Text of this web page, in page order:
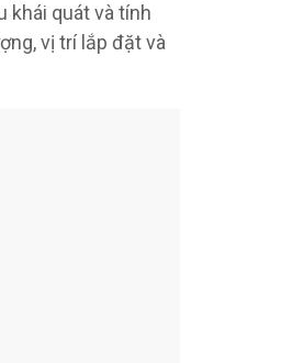
khái quát và tính
vị trí lắp đặt và